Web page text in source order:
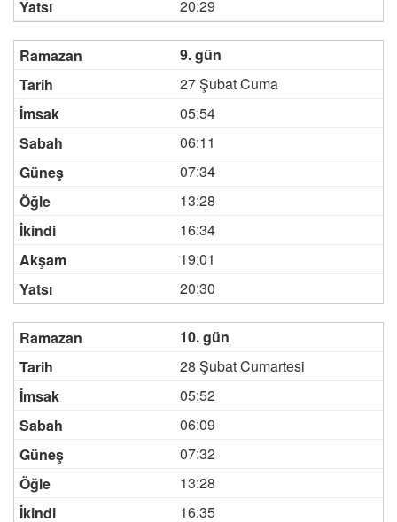
20:29
9. gün
27 Şubat Cuma
05:54
06:11
07:34
13:28
16:34
19:01
20:30
10. gün
28 Şubat Cumartesi
05:52
06:09
07:32
13:28
16:35